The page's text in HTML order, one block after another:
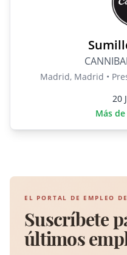
Madrid, Madrid •
20
Más
EL PORTAL DE EMPLEO
Suscríbete
últimos